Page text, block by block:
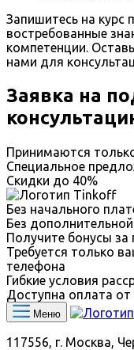
Запишитесь на курс
востребованные
компетенции.
нами для
Заявка на
Принимаются
Специальное
Скидки до 40%
Без начального
Без
Получите бонусы
Требуется только
телефона
Гибкие условия
Доступна оплата
Меню
117556, г. Москва,